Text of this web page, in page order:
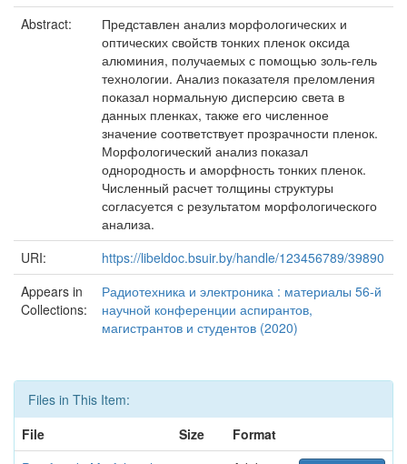
Abstract:
Представлен анализ морфологических и
оптических свойств тонких пленок оксида
алюминия, получаемых с помощью золь-гель
технологии. Анализ показателя преломления
показал нормальную дисперсию света в
данных пленках, также его численное
значение соответствует прозрачности пленок.
Морфологический анализ показал
однородность и аморфность тонких пленок.
Численный расчет толщины структуры
согласуется с результатом морфологического
анализа.
URI:
https://libeldoc.bsuir.by/handle/123456789/39890
Appears in
Collections:
Радиотехника и электроника : материалы 56-й
научной конференции аспирантов,
магистрантов и студентов (2020)
Files in This Item:
File
Size
Format